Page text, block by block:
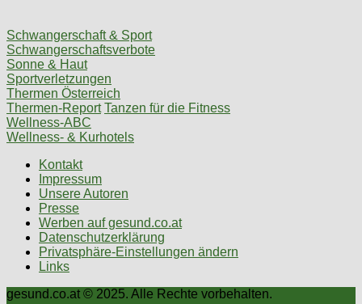
Schwangerschaft & Sport
Schwangerschaftsverbote
Sonne & Haut
Sportverletzungen
Thermen Österreich
Thermen-Report Tanzen für die Fitness
Wellness-ABC
Wellness- & Kurhotels
Kontakt
Impressum
Unsere Autoren
Presse
Werben auf gesund.co.at
Datenschutzerklärung
Privatsphäre-Einstellungen ändern
Links
gesund.co.at © 2025. Alle Rechte vorbehalten.